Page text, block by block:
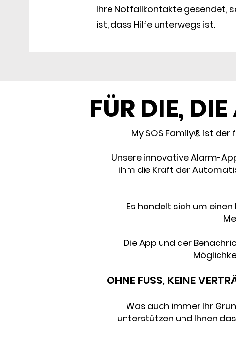
Ihre Notfallkontakte gesendet,
ist, dass Hilfe unterwegs ist.
FÜR DIE,
My SOS Family® ist
Unsere innovative Alarm-
ihm die Kraft der
Es handelt sich um
Die App und der
OHNE FUSS, KEINE
Was auch immer Ihr
unterstützen und Ihnen